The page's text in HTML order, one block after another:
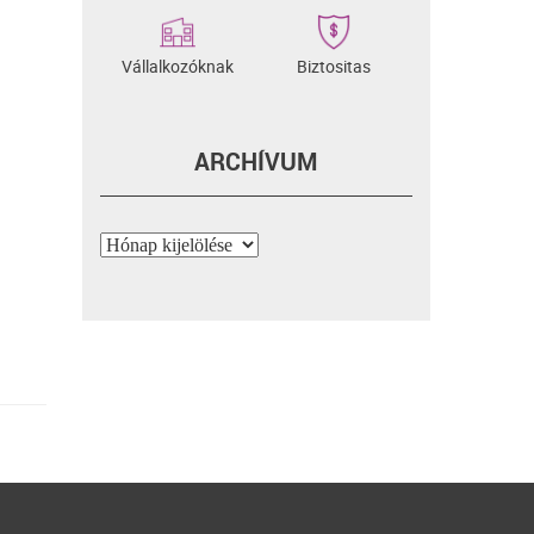
Vállalkozóknak Biztositas
ARCHÍVUM
Archívum